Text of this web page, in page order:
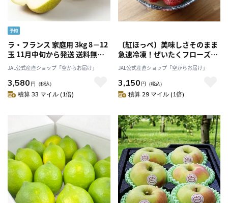
ラ・フランス 家庭用 3kg 8－12
玉 11月中旬から発送 送料無料
「アンスリーファーム」
JAL公式産直ショップ「空からお届け」
3,580 円 （税込）
積算 33 マイル (1倍)
〔紅ほっぺ〕美味しさそのまま
急速冷凍！ぜいたくフローズン
いちご（1㎏）［株式会社マー
コ］
JAL公式産直ショップ「空からお届け」
3,150 円 （税込）
積算 29 マイル (1倍)